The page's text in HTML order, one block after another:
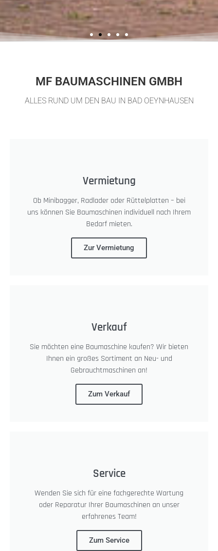
MF BAUMASCHINEN GMBH
ALLES RUND UM DEN BAU IN BAD OEYNHAUSEN
Vermietung
Ob Minibagger, Radlader oder Rüttelplatten – bei
uns können Sie Baumaschinen individuell nach Ihrem
Bedarf mieten.
Zur Vermietung
Verkauf
Sie möchten eine Baumaschine kaufen? Wir bieten
Ihnen ein großes Sortiment an Neu- und
Gebrauchtmaschinen an!
Zum Verkauf
Service
Wenden Sie sich für eine fachgerechte Wartung
oder Reparatur Ihrer Baumaschinen an unser
erfahrenes Team!
Zum Service